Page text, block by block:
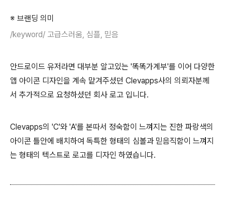
※ 브랜딩 의미
/keyword/ 고급스러움, 심플, 믿음
안드로이드 유저라면 대부분 알고있는 '똑똑가계부'를 이어 다양한
앱 아이콘 디자인을 계속 맡겨주셨던 Clevapps사의 의뢰자분께
서 추가적으로 요청하셨던 회사 로고 입니다.
Clevapps의 'C'와 'A'를 본따서 정숙함이 느껴지는 진한 파랑색의
아이콘 틀안에 배치하여 독특한 형태의 심볼과 믿음직함이 느껴지
는 형태의 텍스트로 로고를 디자인 하였습니다.